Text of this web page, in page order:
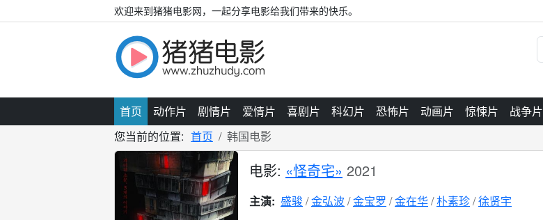
欢迎来到猪猪电影网，一起分享电影给我们带来的快乐。
首页 动作片 剧情片 爱情片 喜剧片 科幻片 恐怖片 动画片 惊悚片 战争片
您当前的位置: 首页 韩国电影
电影: «怪奇宅» 2021
主演: 盛骏 金弘波 金宝罗 金在华 朴素珍 徐贤宇